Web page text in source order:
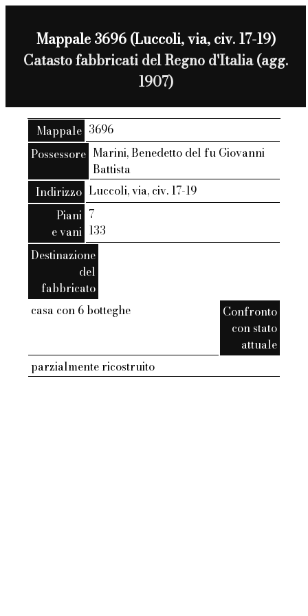
Mappale 3696 (Luccoli, via, civ. 17-19)
Catasto fabbricati del Regno d'Italia (agg.
1907)
Mappale 3696
Possessore Marini, Benedetto del fu Giovanni
Battista
Indirizzo Luccoli, via, civ. 17-19
Piani
e vani
7
133
Destinazione
del
fabbricato
casa con 6 botteghe
Confronto
con stato
attuale
parzialmente ricostruito